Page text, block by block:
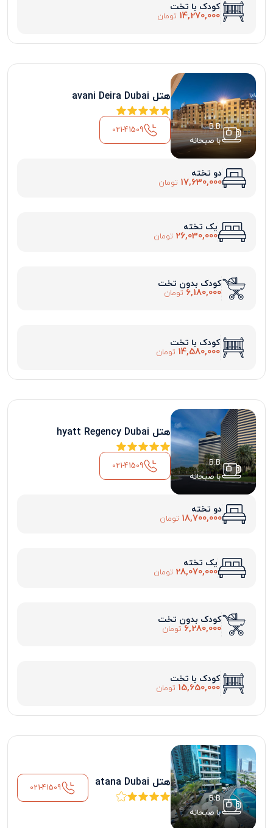
کودک با تخت
14,270,000 تومان
B.B
با صبحانه
هتل avani Deira Dubai
021-41509
دو تخته
17,630,000 تومان
یک تخته
26,030,000 تومان
کودک بدون تخت
6,180,000 تومان
کودک با تخت
14,580,000 تومان
B.B
با صبحانه
هتل hyatt Regency Dubai
021-41509
دو تخته
18,700,000 تومان
یک تخته
28,070,000 تومان
کودک بدون تخت
6,280,000 تومان
کودک با تخت
15,650,000 تومان
B.B
با صبحانه
هتل atana Dubai 021-41509